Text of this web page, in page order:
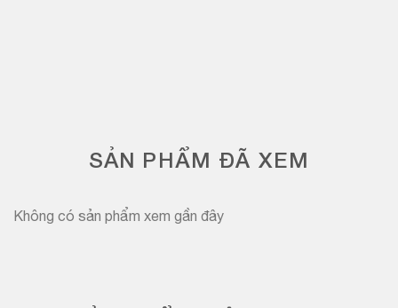
SẢN PHẨM ĐÃ XEM
Không có sản phẩm xem gần đây